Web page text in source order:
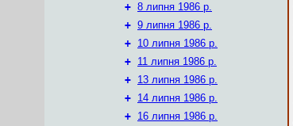
+ 8 липня 1986 р.
+ 9 липня 1986 р.
+ 10 липня 1986 р.
+ 11 липня 1986 р.
+ 13 липня 1986 р.
+ 14 липня 1986 р.
+ 16 липня 1986 р.